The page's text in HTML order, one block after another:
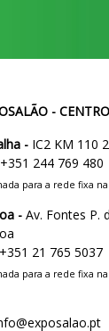
-
- IC2 KM 110
244 769 480
para a rede fixa
- Av. Fontes P.
21 765 5037
para a rede fixa